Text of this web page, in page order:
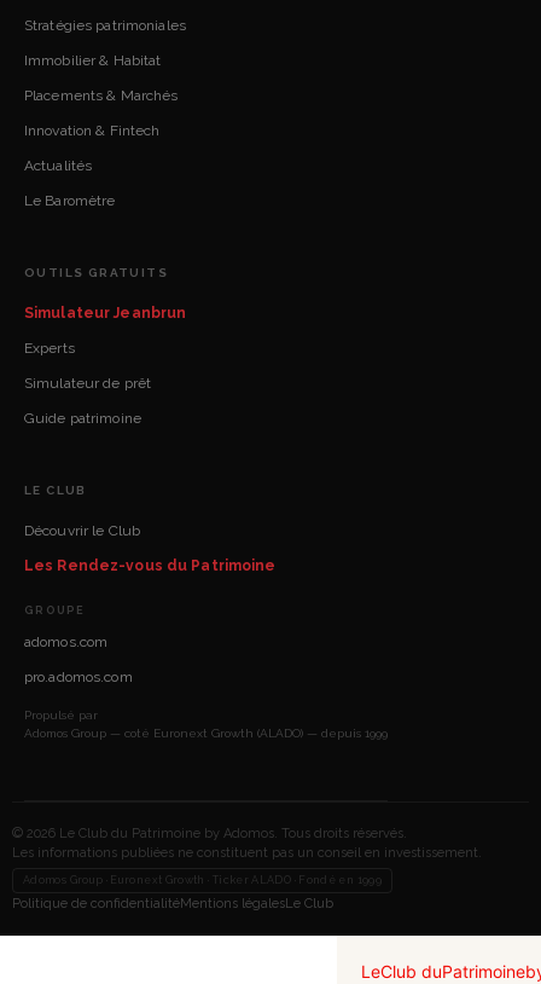
Stratégies patrimoniales
Immobilier & Habitat
Placements & Marchés
Innovation & Fintech
Actualités
Le Baromètre
OUTILS GRATUITS
Simulateur Jeanbrun
Experts
Simulateur de prêt
Guide patrimoine
LE CLUB
Découvrir le Club
Les Rendez-vous du Patrimoine
GROUPE
adomos.com
pro.adomos.com
Propulsé par
Adomos Group — coté Euronext Growth (ALADO) — depuis 1999
© 2026 Le Club du Patrimoine by Adomos. Tous droits réservés.
Les informations publiées ne constituent pas un conseil en investissement.
Adomos Group · Euronext Growth · Ticker ALADO · Fondé en 1999
Politique de confidentialitéMentions légalesLe Club
LeClub duPatrimoine